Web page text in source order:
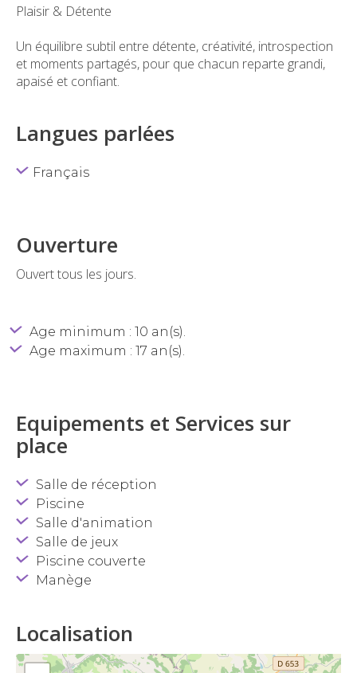
Plaisir & Détente
Un équilibre subtil entre détente, créativité, introspection
et moments partagés, pour que chacun reparte grandi,
apaisé et confiant.
Langues parlées
Français
Ouverture
Ouvert tous les jours.
Age minimum : 10 an(s).
Age maximum : 17 an(s).
Equipements et Services sur
place
Salle de réception
Piscine
Salle d'animation
Salle de jeux
Piscine couverte
Manège
Localisation